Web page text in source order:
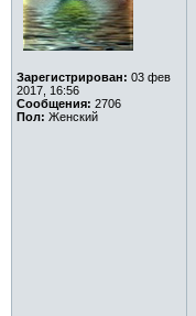
Зарегистрирован: 03 фев
2017, 16:56
Сообщения: 2706
Пол: Женский